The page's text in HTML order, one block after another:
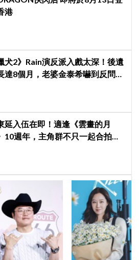
港
犬2》Rain演反派入戲太深！後遺
達8個月，老婆金泰希嚇到反問：
延入伍在即！適逢《雲畫的月
10週年，主角群不只一起合拍畫